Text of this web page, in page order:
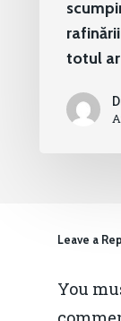
totul
Leave a
You